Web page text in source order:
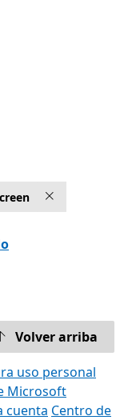
Volver arriba
uso personal
Microsoft
cuenta Centro de